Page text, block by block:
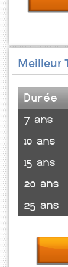
Meilleur
Durée
7 ans
10 ans
15 ans
20 ans
25 ans